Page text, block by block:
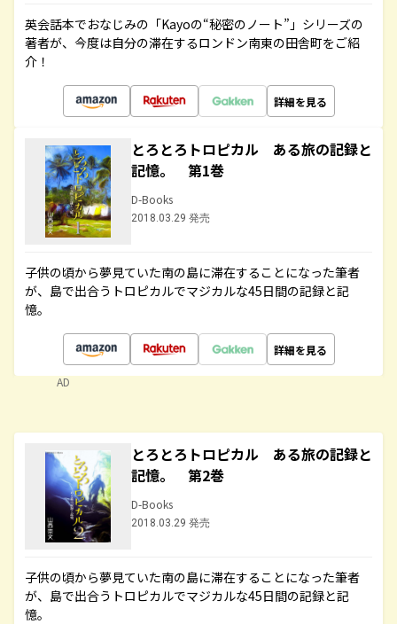
英会話本でおなじみの「Kayoの“秘密のノート”」シリーズの
著者が、今度は自分の滞在するロンドン南東の田舎町をご紹
介！
詳細を見る
とろとろトロピカル ある旅の記録と
記憶。 第1巻
D-Books
2018.03.29 発売
子供の頃から夢見ていた南の島に滞在することになった筆者
が、島で出合うトロピカルでマジカルな45日間の記録と記
憶。
詳細を見る
AD
とろとろトロピカル ある旅の記録と
記憶。 第2巻
D-Books
2018.03.29 発売
子供の頃から夢見ていた南の島に滞在することになった筆者
が、島で出合うトロピカルでマジカルな45日間の記録と記
憶。